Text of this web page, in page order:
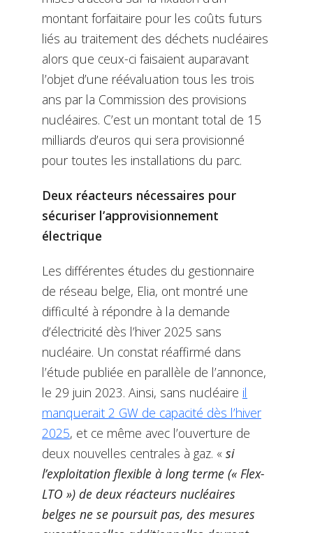
montant forfaitaire pour les coûts futurs
liés au traitement des déchets nucléaires
alors que ceux-ci faisaient auparavant
l’objet d’une réévaluation tous les trois
ans par la Commission des provisions
nucléaires. C’est un montant total de 15
milliards d’euros qui sera provisionné
pour toutes les installations du parc.
Deux réacteurs nécessaires pour
sécuriser l’approvisionnement
électrique
Les différentes études du gestionnaire
de réseau belge, Elia, ont montré une
difficulté à répondre à la demande
d’électricité dès l’hiver 2025 sans
nucléaire. Un constat réaffirmé dans
l’étude publiée en parallèle de l’annonce,
le 29 juin 2023. Ainsi, sans nucléaire il
manquerait 2 GW de capacité dès l’hiver
2025, et ce même avec l’ouverture de
deux nouvelles centrales à gaz. « si
l’exploitation flexible à long terme (« Flex-
LTO ») de deux réacteurs nucléaires
belges ne se poursuit pas, des mesures